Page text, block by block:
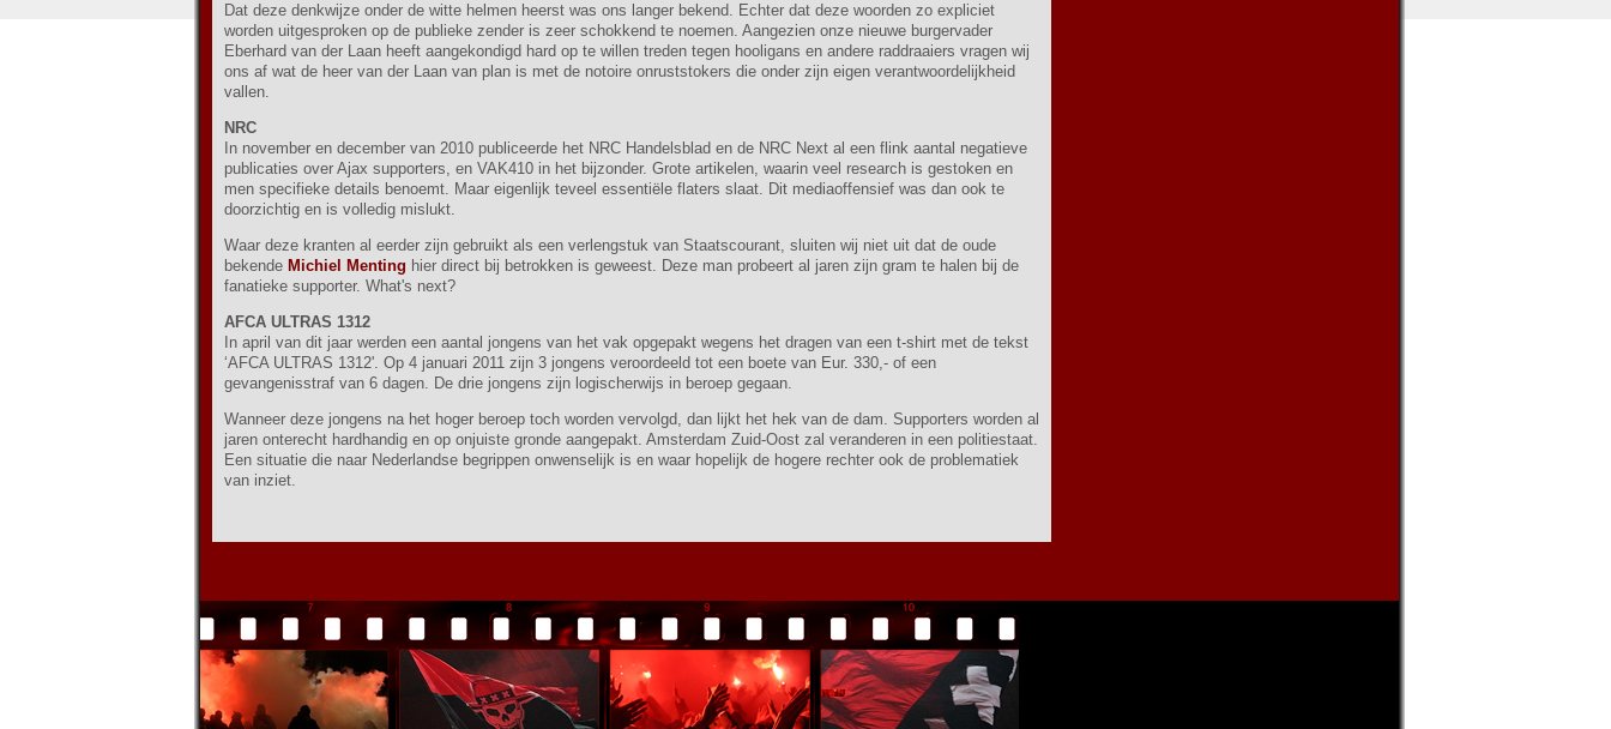
Dat deze denkwijze onder de witte helmen heerst was ons langer bekend. Echter dat deze woorden zo expliciet
worden uitgesproken op de publieke zender is zeer schokkend te noemen. Aangezien onze nieuwe burgervader
Eberhard van der Laan heeft aangekondigd hard op te willen treden tegen hooligans en andere raddraaiers vragen wij
ons af wat de heer van der Laan van plan is met de notoire onruststokers die onder zijn eigen verantwoordelijkheid
vallen.
NRC
In november en december van 2010 publiceerde het NRC Handelsblad en de NRC Next al een flink aantal negatieve
publicaties over Ajax supporters, en VAK410 in het bijzonder. Grote artikelen, waarin veel research is gestoken en
men specifieke details benoemt. Maar eigenlijk teveel essentiële flaters slaat. Dit mediaoffensief was dan ook te
doorzichtig en is volledig mislukt.
Waar deze kranten al eerder zijn gebruikt als een verlengstuk van Staatscourant, sluiten wij niet uit dat de oude
bekende Michiel Menting hier direct bij betrokken is geweest. Deze man probeert al jaren zijn gram te halen bij de
fanatieke supporter. What's next?
AFCA ULTRAS 1312
In april van dit jaar werden een aantal jongens van het vak opgepakt wegens het dragen van een t-shirt met de tekst
‘AFCA ULTRAS 1312'. Op 4 januari 2011 zijn 3 jongens veroordeeld tot een boete van Eur. 330,- of een
gevangenisstraf van 6 dagen. De drie jongens zijn logischerwijs in beroep gegaan.
Wanneer deze jongens na het hoger beroep toch worden vervolgd, dan lijkt het hek van de dam. Supporters worden al
jaren onterecht hardhandig en op onjuiste gronde aangepakt. Amsterdam Zuid-Oost zal veranderen in een politiestaat.
Een situatie die naar Nederlandse begrippen onwenselijk is en waar hopelijk de hogere rechter ook de problematiek
van inziet.